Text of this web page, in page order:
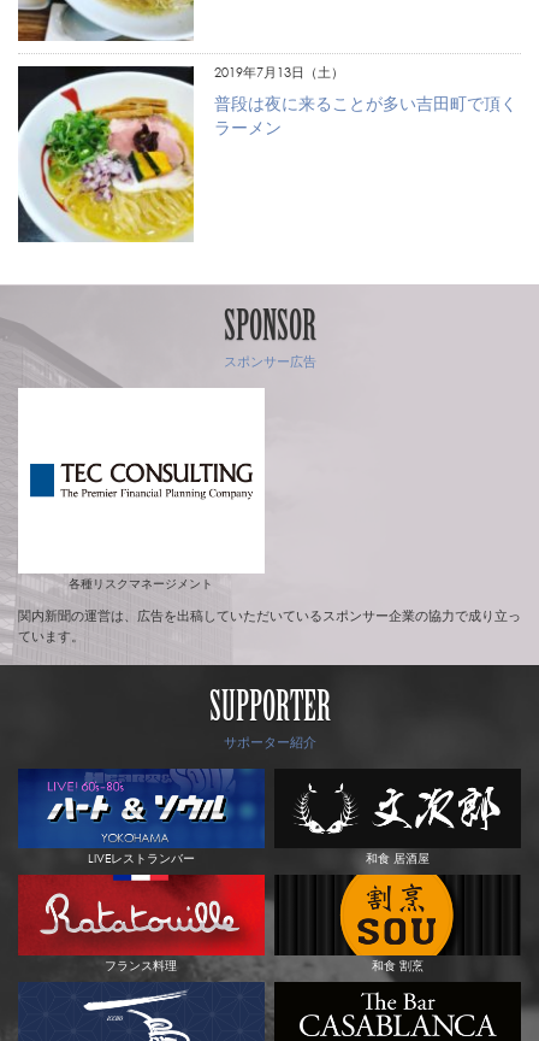
2019年7月13日（土）
普段は夜に来ることが多い吉田町で頂く
ラーメン
SPONSOR
スポンサー広告
各種リスクマネージメント
関内新聞の運営は、広告を出稿していただいているスポンサー企業の協力で成り立っ
ています。
SUPPORTER
サポーター紹介
LIVEレストランバー 和食 居酒屋
フランス料理 和食 割烹